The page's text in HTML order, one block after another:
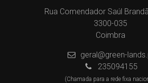
Rua Comendador Saúl
3300-035
Coimbra
geral@green-
235094155
(Chamada para a rede fixa